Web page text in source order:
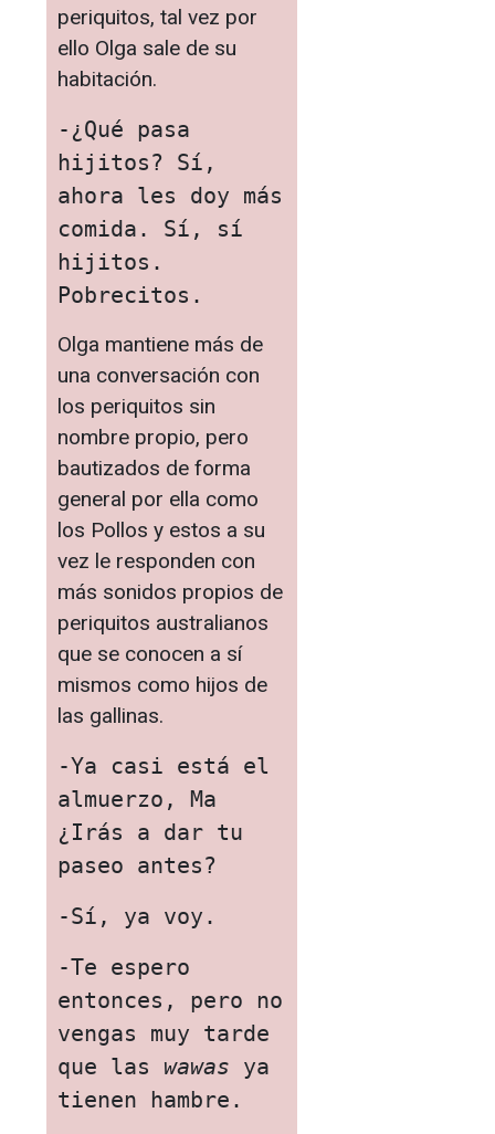
periquitos, tal vez por
ello Olga sale de su
habitación.
-¿Qué pasa
hijitos? Sí,
ahora les doy más
comida. Sí, sí
hijitos.
Pobrecitos.
Olga mantiene más de
una conversación con
los periquitos sin
nombre propio, pero
bautizados de forma
general por ella como
los Pollos y estos a su
vez le responden con
más sonidos propios de
periquitos australianos
que se conocen a sí
mismos como hijos de
las gallinas.
-Ya casi está el
almuerzo, Ma
¿Irás a dar tu
paseo antes?
-Sí, ya voy.
-Te espero
entonces, pero no
vengas muy tarde
que las wawas ya
tienen hambre.